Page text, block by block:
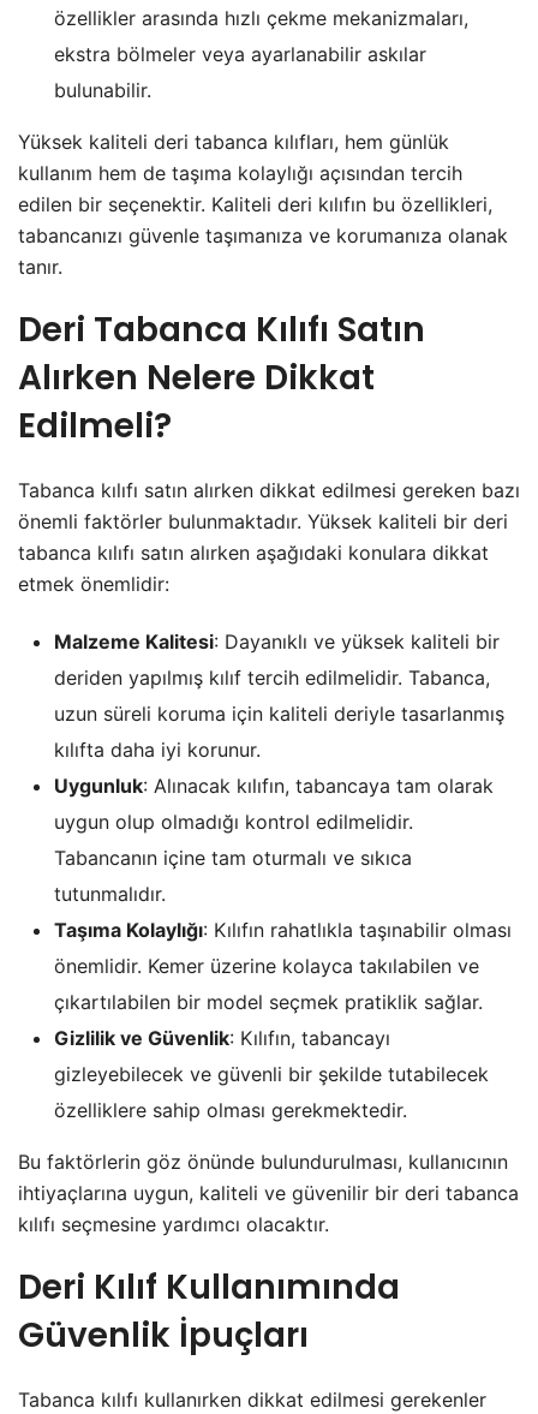
özellikler arasında hızlı çekme mekanizmaları,
ekstra bölmeler veya ayarlanabilir askılar
bulunabilir.
Yüksek kaliteli deri tabanca kılıfları, hem günlük
kullanım hem de taşıma kolaylığı açısından tercih
edilen bir seçenektir. Kaliteli deri kılıfın bu özellikleri,
tabancanızı güvenle taşımanıza ve korumanıza olanak
tanır.
Deri Tabanca Kılıfı Satın
Alırken Nelere Dikkat
Edilmeli?
Tabanca kılıfı satın alırken dikkat edilmesi gereken bazı
önemli faktörler bulunmaktadır. Yüksek kaliteli bir deri
tabanca kılıfı satın alırken aşağıdaki konulara dikkat
etmek önemlidir:
Malzeme Kalitesi: Dayanıklı ve yüksek kaliteli bir
deriden yapılmış kılıf tercih edilmelidir. Tabanca,
uzun süreli koruma için kaliteli deriyle tasarlanmış
kılıfta daha iyi korunur.
Uygunluk: Alınacak kılıfın, tabancaya tam olarak
uygun olup olmadığı kontrol edilmelidir.
Tabancanın içine tam oturmalı ve sıkıca
tutunmalıdır.
Taşıma Kolaylığı: Kılıfın rahatlıkla taşınabilir olması
önemlidir. Kemer üzerine kolayca takılabilen ve
çıkartılabilen bir model seçmek pratiklik sağlar.
Gizlilik ve Güvenlik: Kılıfın, tabancayı
gizleyebilecek ve güvenli bir şekilde tutabilecek
özelliklere sahip olması gerekmektedir.
Bu faktörlerin göz önünde bulundurulması, kullanıcının
ihtiyaçlarına uygun, kaliteli ve güvenilir bir deri tabanca
kılıfı seçmesine yardımcı olacaktır.
Deri Kılıf Kullanımında
Güvenlik İpuçları
Tabanca kılıfı kullanırken dikkat edilmesi gerekenler